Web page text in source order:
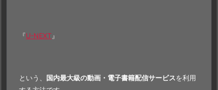
『U-NEXT』
という、 国内最大級の動画・電子書籍配信サービスを利用